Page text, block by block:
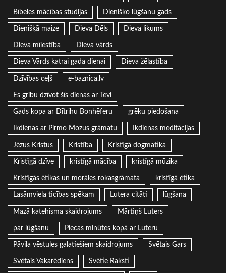
Bībeles mācības studijas Dienišķo lūgšanu gads
Dienišķā maize Dieva Dēls Dieva likums
Dieva mīlestība Dieva vārds
Dieva Vārds katrai gada dienai Dieva žēlastība
Dzīvības ceļš e-baznica.lv
Es gribu dzīvot šīs dienas ar Tevi
Gads kopa ar Dītrihu Bonhēferu grēku piedošana
Ikdienas ar Pirmo Mozus grāmatu Ikdienas meditācijas
Jēzus Kristus Kristība Kristīgā dogmatika
Kristīgā dzīve kristīgā mācība kristīgā mūzika
Kristīgās ētikas un morāles rokasgrāmata kristīgā ētika
Lasāmviela ticības spēkam Lutera citāti lūgšana
Mazā katehisma skaidrojums Mārtiņš Luters
par lūgšanu Piecas minūtes kopā ar Luteru
Pāvila vēstules galatiešiem skaidrojums Svētais Gars
Svētais Vakarēdiens Svētie Raksti